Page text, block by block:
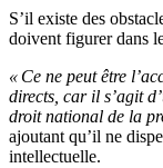
S’il existe des
doivent figurer dans
« Ce ne peut être
directs, car il s’agit
droit national de la
ajoutant qu’il ne
intellectuelle.